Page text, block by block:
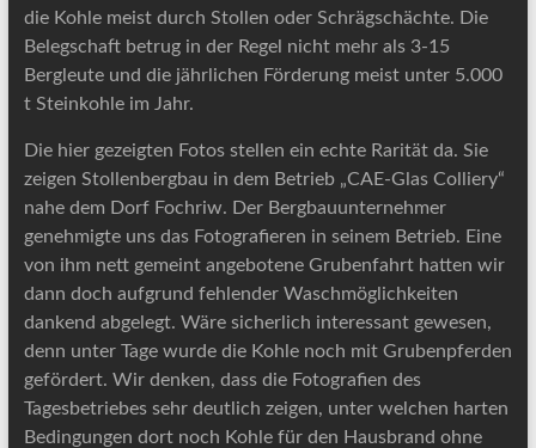
die Kohle meist durch Stollen oder Schrägschächte. Die
Belegschaft betrug in der Regel nicht mehr als 3-15
Bergleute und die jährlichen Förderung meist unter 5.000
t Steinkohle im Jahr.
Die hier gezeigten Fotos stellen ein echte Rarität da. Sie
zeigen Stollenbergbau in dem Betrieb „CAE-Glas Colliery“
nahe dem Dorf Fochriw. Der Bergbauunternehmer
genehmigte uns das Fotografieren in seinem Betrieb. Eine
von ihm nett gemeint angebotene Grubenfahrt hatten wir
dann doch aufgrund fehlender Waschmöglichkeiten
dankend abgelegt. Wäre sicherlich interessant gewesen,
denn unter Tage wurde die Kohle noch mit Grubenpferden
gefördert. Wir denken, dass die Fotografien des
Tagesbetriebes sehr deutlich zeigen, unter welchen harten
Bedingungen dort noch Kohle für den Hausbrand ohne